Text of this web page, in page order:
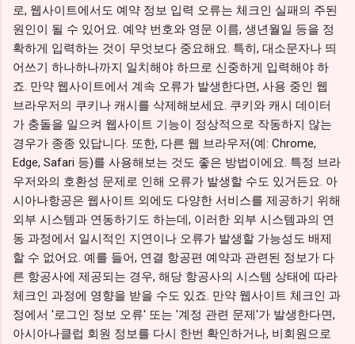
로, 웹사이트에서도 예약 정보 입력 오류는 체크인 실패의 주된
원인이 될 수 있어요. 예약 번호와 영문 이름, 생년월일 등을 정
확하게 입력하는 것이 무엇보다 중요해요. 특히, 대소문자나 띄
어쓰기 하나하나까지 일치해야 하므로 신중하게 입력해야 하
죠. 만약 웹사이트에서 계속 오류가 발생한다면, 사용 중인 웹
브라우저의 쿠키나 캐시를 삭제해보세요. 쿠키와 캐시 데이터
가 충돌을 일으켜 웹사이트 기능이 정상적으로 작동하지 않는
경우가 종종 있답니다. 또한, 다른 웹 브라우저(예: Chrome,
Edge, Safari 등)를 사용해보는 것도 좋은 방법이에요. 특정 브라
우저와의 호환성 문제로 인해 오류가 발생할 수도 있거든요. 아
시아나항공은 웹사이트 외에도 다양한 서비스를 제공하기 위해
외부 시스템과 연동하기도 하는데, 이러한 외부 시스템과의 연
동 과정에서 일시적인 지연이나 오류가 발생할 가능성도 배제
할 수 없어요. 예를 들어, 연결 항공편 예약과 관련된 정보가 다
른 항공사에 제공되는 경우, 해당 항공사의 시스템 상태에 따라
체크인 과정에 영향을 받을 수도 있죠. 만약 웹사이트 체크인 과
정에서 '로그인 정보 오류' 또는 '계정 관련 문제'가 발생한다면,
아시아나클럽 회원 정보를 다시 한번 확인하거나, 비회원으로